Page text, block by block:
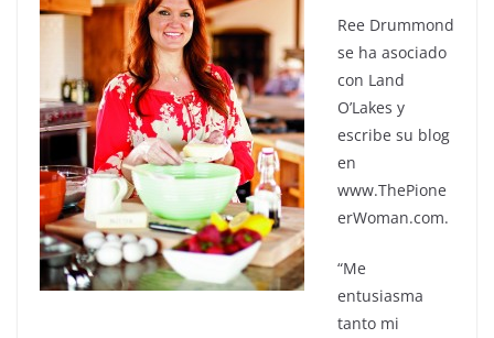
Ree Drummond
se ha asociado
con Land
O’Lakes y
escribe su blog
en
www.ThePione
erWoman.com.
“Me
entusiasma
tanto mi